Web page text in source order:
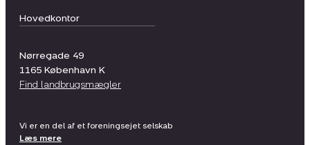
Hovedkontor
Nørregade 49
1165 København K
Find landbrugsmægler
Vi er en del af et foreningsejet selskab
Læs mere